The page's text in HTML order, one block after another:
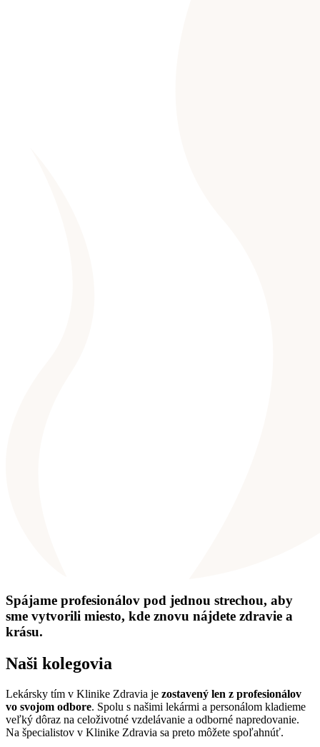
Spájame profesionálov pod jednou strechou, aby
sme vytvorili miesto, kde znovu nájdete zdravie a
krásu.
Naši kolegovia
Lekársky tím v Klinike Zdravia je zostavený len z profesionálov
vo svojom odbore. Spolu s našimi lekármi a personálom kladieme
veľký dôraz na celoživotné vzdelávanie a odborné napredovanie.
Na špecialistov v Klinike Zdravia sa preto môžete spoľahnúť.